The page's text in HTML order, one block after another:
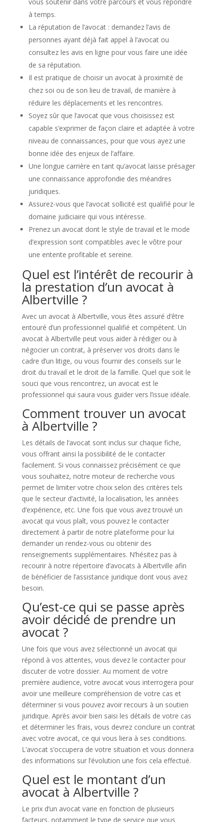
à temps.
La réputation de l’avocat : demandez l’avis de
personnes ayant déjà fait appel à l’avocat ou
consultez les avis en ligne pour vous faire une idée
de sa réputation.
Il est pratique de choisir un avocat à proximité de
chez soi ou de son lieu de travail, de manière à
réduire les déplacements et les rencontres.
Soyez sûr que l’avocat que vous choisissez est
capable s’exprimer de façon claire et adaptée à votre
niveau de connaissances, pour que vous ayez une
bonne idée des enjeux de l’affaire.
Une longue carrière en tant qu’avocat laisse présager
une connaissance approfondie des méandres
juridiques.
Assurez-vous que l’avocat sollicité est qualifié pour le
domaine judiciaire qui vous intéresse.
Prenez un avocat dont le style de travail et le mode
d’expression sont compatibles avec le vôtre pour
une entente profitable et sereine.
Quel est l’intérêt de recourir à
la prestation d’un avocat à
Albertville ?
Avec un avocat à Albertville, vous êtes assuré d’être
entouré d’un professionnel qualifié et compétent. Un
avocat à Albertville peut vous aider à rédiger ou à
négocier un contrat, à préserver vos droits dans le
cadre d’un litige, ou vous fournir des conseils sur le
droit du travail et le droit de la famille. Quel que soit le
souci que vous rencontrez, un avocat est le
professionnel qui saura vous guider vers l’issue idéale.
Comment trouver un avocat
à Albertville ?
Les détails de l’avocat sont inclus sur chaque fiche,
vous offrant ainsi la possibilité de le contacter
facilement. Si vous connaissez précisément ce que
vous souhaitez, notre moteur de recherche vous
permet de limiter votre choix selon des critères tels
que le secteur d’activité, la localisation, les années
d’expérience, etc. Une fois que vous avez trouvé un
avocat qui vous plaît, vous pouvez le contacter
directement à partir de notre plateforme pour lui
demander un rendez-vous ou obtenir des
renseignements supplémentaires. N’hésitez pas à
recourir à notre répertoire d’avocats à Albertville afin
de bénéficier de l’assistance juridique dont vous avez
besoin.
Qu’est-ce qui se passe après
avoir décidé de prendre un
avocat ?
Une fois que vous avez sélectionné un avocat qui
répond à vos attentes, vous devez le contacter pour
discuter de votre dossier. Au moment de votre
première audience, votre avocat vous interrogera pour
avoir une meilleure compréhension de votre cas et
déterminer si vous pouvez avoir recours à un soutien
juridique. Après avoir bien saisi les détails de votre cas
et déterminer les frais, vous devrez conclure un contrat
avec votre avocat, ce qui vous liera à ses conditions.
L’avocat s’occupera de votre situation et vous donnera
des informations sur l’évolution une fois cela effectué.
Quel est le montant d’un
avocat à Albertville ?
Le prix d’un avocat varie en fonction de plusieurs
facteurs, notamment le type de service que vous